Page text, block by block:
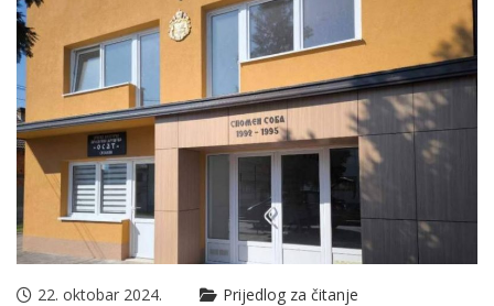
22. oktobar 2024. Prijedlog za čitanje